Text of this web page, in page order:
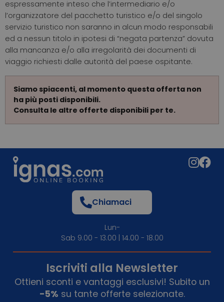
espressamente inteso che l’intermediario e/o
l’organizzatore del pacchetto turistico e/o del singolo
servizio turistico non saranno in alcun modo responsabili
ed a nessun titolo in ipotesi di “negata partenza” dovuta
alla mancanza e/o alla irregolarità dei documenti di
viaggio richiesti dalle autorità del paese ospitante.
Siamo spiacenti, al momento questa offerta non
ha più posti disponibili.
Consulta le altre offerte disponibili per te.
Chiamaci
Lun-
Sab 9.00 - 13.00 | 14.00 - 18.00
Iscriviti alla Newsletter
Ottieni sconti e vantaggi esclusivi! Subito un
-5% su tante offerte selezionate.